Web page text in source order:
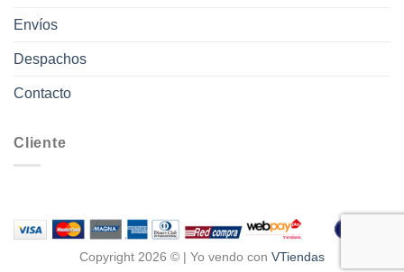
Envíos
Despachos
Contacto
Cliente
Copyright 2026 © | Yo vendo con VTiendas